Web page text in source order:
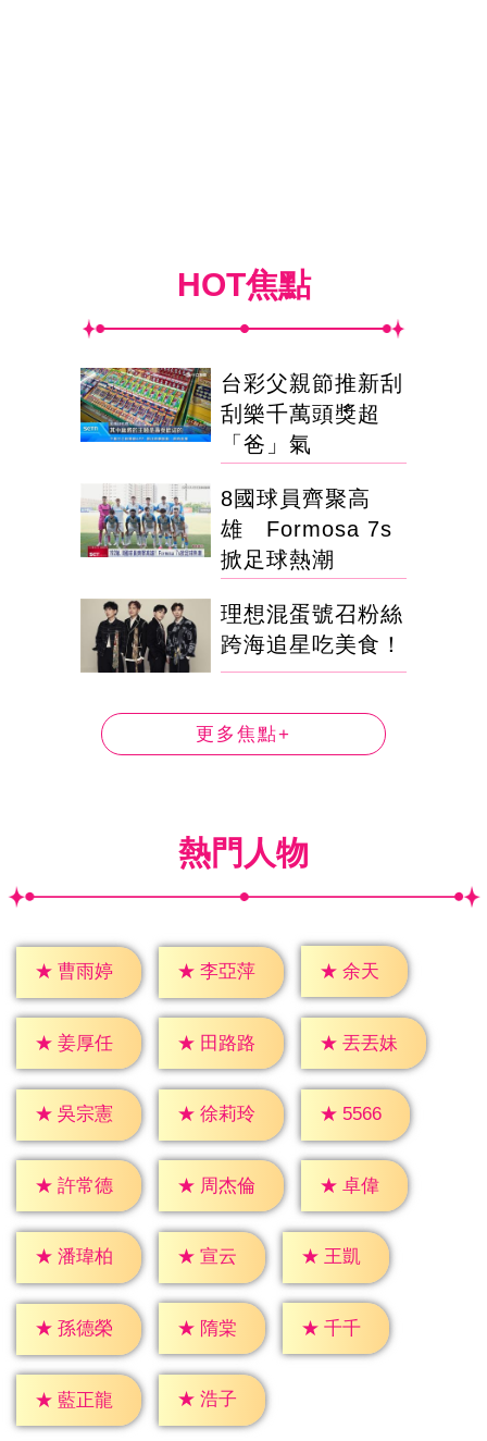
HOT焦點
台彩父親節推新刮
刮樂千萬頭獎超
「爸」氣
8國球員齊聚高
雄 Formosa 7s
掀足球熱潮
理想混蛋號召粉絲
跨海追星吃美食！
更多焦點+
熱門人物
★ 曹雨婷 ★ 李亞萍 ★ 余天
★ 姜厚任 ★ 田路路 ★ 丟丟妹
★ 吳宗憲 ★ 徐莉玲 ★ 5566
★ 許常德 ★ 周杰倫 ★ 卓偉
★ 潘瑋柏 ★ 宣云 ★ 王凱
★ 孫德榮 ★ 隋棠 ★ 千千
★ 藍正龍 ★ 浩子